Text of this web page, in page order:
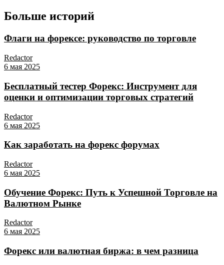
Больше историй
Флаги на форексе: руководство по торговле
Redactor
6 мая 2025
Бесплатный тестер Форекс: Инструмент для
оценки и оптимизации торговых стратегий
Redactor
6 мая 2025
Как заработать на форекс форумах
Redactor
6 мая 2025
Обучение Форекс: Путь к Успешной Торговле на
Валютном Рынке
Redactor
6 мая 2025
Форекс или валютная биржа: в чем разница